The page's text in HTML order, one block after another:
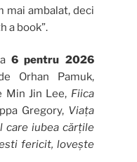
mai ambalat, deci
a book”.
6 pentru 2026
Orhan Pamuk,
Min Jin Lee, Fiica
Gregory, Viața
care iubea cărțile
fericit, lovește